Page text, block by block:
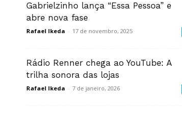
Gabrielzinho lança “Essa Pessoa” e
abre nova fase
Rafael Ikeda - 17 de novembro, 2025
Rádio Renner chega ao YouTube: A
trilha sonora das lojas
Rafael Ikeda - 7 de janeiro, 2026